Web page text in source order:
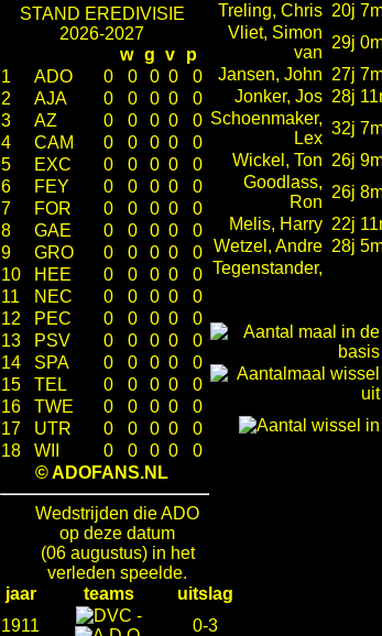
STAND EREDIVISIE
2026-2027
w g v
p
1
ADO 0 0 0 0
0
2
AJA 0 0 0 0
0
3
AZ 0 0 0 0
0
4
CAM 0 0 0 0
0
5
EXC 0 0 0 0
0
6
FEY 0 0 0 0
0
7
FOR 0 0 0 0
0
8
GAE 0 0 0 0
0
9
GRO 0 0 0 0
0
10
HEE 0 0 0 0
0
11
NEC 0 0 0 0
0
12
PEC 0 0 0 0
0
13
PSV 0 0 0 0
0
14
SPA 0 0 0 0
0
15
TEL 0 0 0 0
0
16
TWE 0 0 0 0
0
17
UTR 0 0 0 0
0
18
WII 0 0 0 0
0
© ADOFANS.NL
Wedstrijden die ADO
op deze datum
(06 augustus) in het
verleden speelde.
jaar
teams
uitslag
1911
-
0-3
Treling, Chris 20j
Vliet, Simon
van
29j
Jansen, John 27j
Jonker, Jos 28j
Schoenmaker,
Lex
32j
Wickel, Ton 26j
Goodlass,
Ron
26j
Melis, Harry 22j
Wetzel, Andre 28j
Tegenstander,